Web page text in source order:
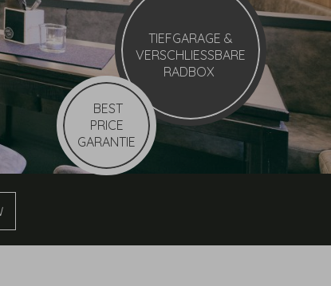
TIEFGARAGE&
VERSCHLIESSBARE
RADBOX
BEST
PRICE
GARANTIE